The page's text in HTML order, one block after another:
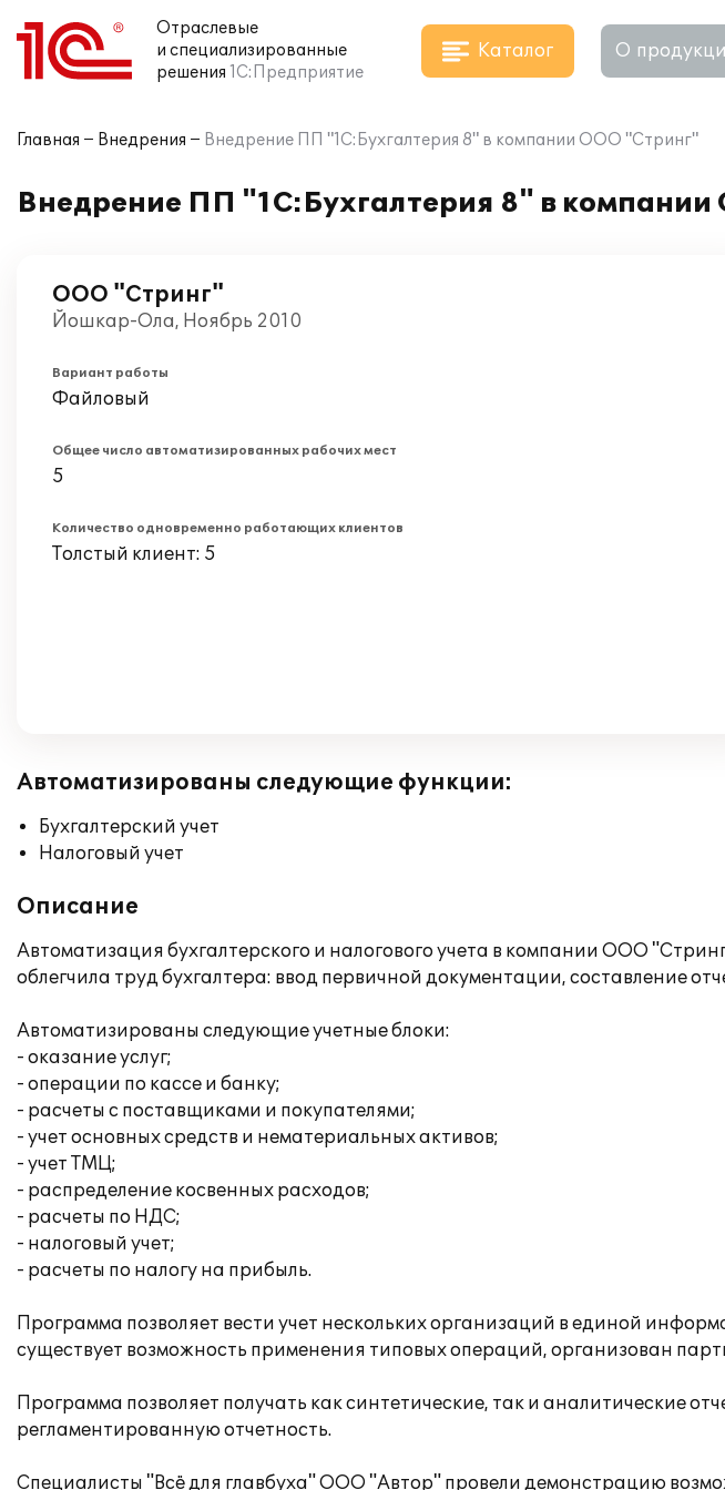
Отраслевые
и специализированные
решения 1С:Предприятие
Каталог О
Главная Внедрения Внедрение ПП "1С:Бухгалтерия 8" в компании ООО "Стринг"
Внедрение ПП "1С:Бухгалтерия 8" в
ООО "Стринг"
Йошкар-Ола, Ноябрь 2010
Вариант работы
Файловый
Общее число автоматизированных рабочих мест
5
Количество одновременно работающих клиентов
Толстый клиент: 5
Автоматизированы следующие функции:
Бухгалтерский учет
Налоговый учет
Описание
Автоматизация бухгалтерского и налогового учета в компании ООО
облегчила труд бухгалтера: ввод первичной документации, составление
Автоматизированы следующие учетные блоки:
- оказание услуг;
- операции по кассе и банку;
- расчеты с поставщиками и покупателями;
- учет основных средств и нематериальных активов;
- учет ТМЦ;
- распределение косвенных расходов;
- расчеты по НДС;
- налоговый учет;
- расчеты по налогу на прибыль.
Программа позволяет вести учет нескольких организаций в единой
существует возможность применения типовых операций, организован
Программа позволяет получать как синтетические, так и аналитические
регламентированную отчетность.
Специалисты "Всё для главбуха" ООО "Автор" провели демонстрацию